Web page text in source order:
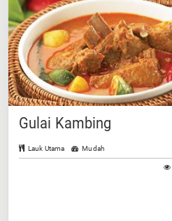
Gulai Kambing
Lauk Utama Mudah